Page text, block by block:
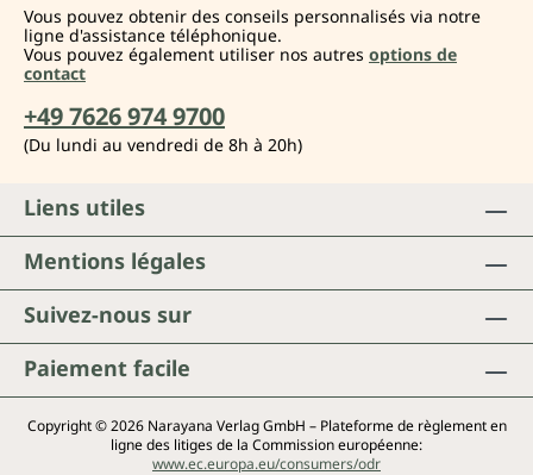
Vous pouvez obtenir des conseils personnalisés via notre
ligne d'assistance téléphonique.
Vous pouvez également utiliser nos autres options de
contact
+49 7626 974 9700
(Du lundi au vendredi de 8h à 20h)
Suivez-nous sur
Paiement facile
Liens utiles
Mentions légales
Copyright © 2026 Narayana Verlag GmbH – Plateforme de règlement en
ligne des litiges de la Commission européenne:
www.ec.europa.eu/consumers/odr